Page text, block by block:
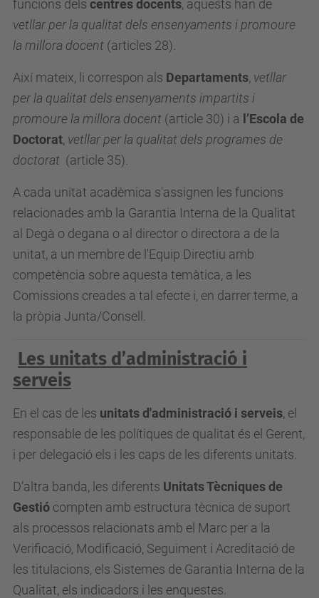
funcions dels centres docents, aquests han de
vetllar per la qualitat dels ensenyaments i promoure
la millora docent (articles 28).
Així mateix, li correspon als Departaments, vetllar
per la qualitat dels ensenyaments impartits i
promoure la millora docent (article 30) i a l’Escola de
Doctorat, vetllar per la qualitat dels programes de
doctorat (article 35).
A cada unitat acadèmica s'assignen les funcions
relacionades amb la Garantia Interna de la Qualitat
al Degà o degana o al director o directora a de la
unitat, a un membre de l'Equip Directiu amb
competència sobre aquesta temàtica, a les
Comissions creades a tal efecte i, en darrer terme, a
la pròpia Junta/Consell.
Les unitats d’administració i
serveis
En el cas de les unitats d'administració i serveis, el
responsable de les polítiques de qualitat és el Gerent,
i per delegació els i les caps de les diferents unitats.
D’altra banda, les diferents Unitats Tècniques de
Gestió compten amb estructura tècnica de suport
als processos relacionats amb el Marc per a la
Verificació, Modificació, Seguiment i Acreditació de
les titulacions, els Sistemes de Garantia Interna de la
Qualitat, els indicadors i les enquestes.